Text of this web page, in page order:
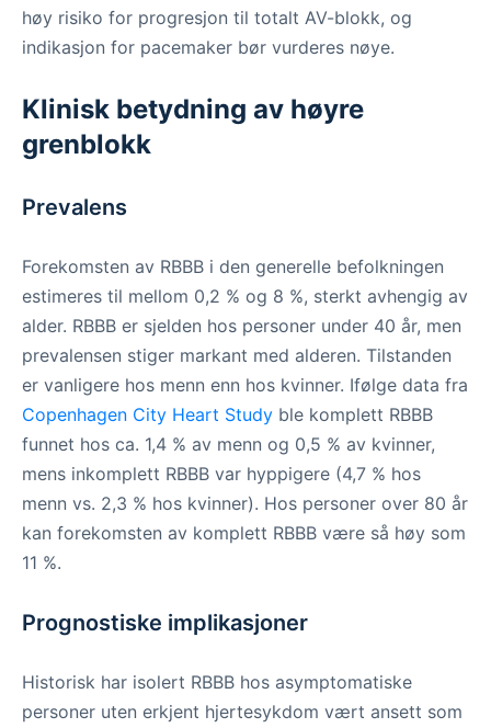
høy risiko for progresjon til totalt AV-blokk, og
indikasjon for pacemaker bør vurderes nøye.
Klinisk betydning av høyre
grenblokk
Prevalens
Forekomsten av RBBB i den generelle befolkningen
estimeres til mellom 0,2 % og 8 %, sterkt avhengig av
alder. RBBB er sjelden hos personer under 40 år, men
prevalensen stiger markant med alderen. Tilstanden
er vanligere hos menn enn hos kvinner. Ifølge data fra
Copenhagen City Heart Study ble komplett RBBB
funnet hos ca. 1,4 % av menn og 0,5 % av kvinner,
mens inkomplett RBBB var hyppigere (4,7 % hos
menn vs. 2,3 % hos kvinner). Hos personer over 80 år
kan forekomsten av komplett RBBB være så høy som
11 %.
Prognostiske implikasjoner
Historisk har isolert RBBB hos asymptomatiske
personer uten erkjent hjertesykdom vært ansett som